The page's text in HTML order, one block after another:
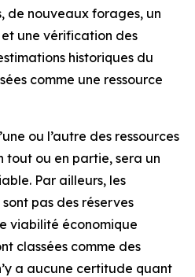
de nouveaux forages, un
une vérification des
historiques du
comme une ressource
ou l’autre des ressources
tout ou en partie, sera un
Par ailleurs, les
pas des réserves
viabilité économique
classées comme des
a aucune certitude quant